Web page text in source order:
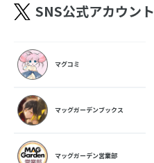
SNS公式アカウント
マグコミ
マッグガーデンブックス
マッグガーデン営業部